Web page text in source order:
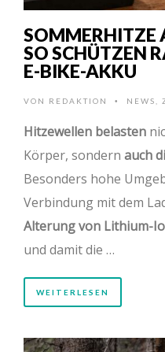
SOMMERHITZE
SO SCHÜTZEN
E-BIKE-AKKU
VON REDAKTION • NEWS
Hitzewellen belasten
Körper, sondern auch
Besonders hohe
Verbindung mit dem
Alterung von Lithium-
und damit die …
WEITERLESEN